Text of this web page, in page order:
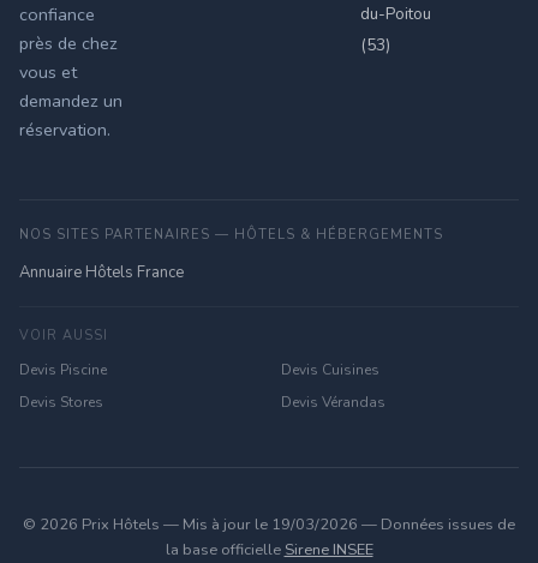
confiance
près de chez
vous et
demandez un
réservation.
du-Poitou
(53)
NOS SITES PARTENAIRES — HÔTELS & HÉBERGEMENTS
Annuaire Hôtels France
VOIR AUSSI
Devis Piscine
Devis Cuisines
Devis Stores
Devis Vérandas
© 2026 Prix Hôtels — Mis à jour le 19/03/2026 — Données issues de
la base officielle Sirene INSEE